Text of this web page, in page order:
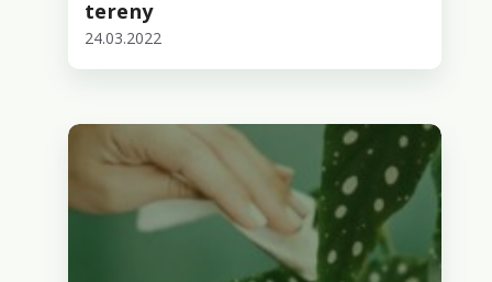
tereny
24.03.2022